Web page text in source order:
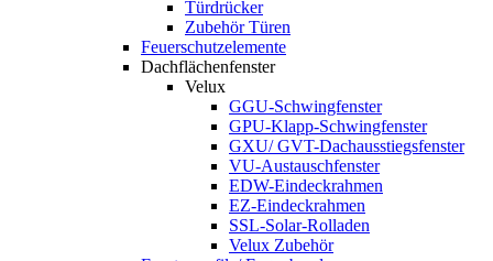
Türdrücker
Zubehör Türen
Feuerschutzelemente
Dachflächenfenster
Velux
GGU-Schwingfenster
GPU-Klapp-Schwingfenster
GXU/ GVT-Dachausstiegsfenster
VU-Austauschfenster
EDW-Eindeckrahmen
EZ-Eindeckrahmen
SSL-Solar-Rolladen
Velux Zubehör